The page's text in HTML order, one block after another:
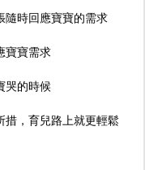
隨時回應寶寶的需求
寶寶需求
哭的時候
措，育兒路上就更輕鬆